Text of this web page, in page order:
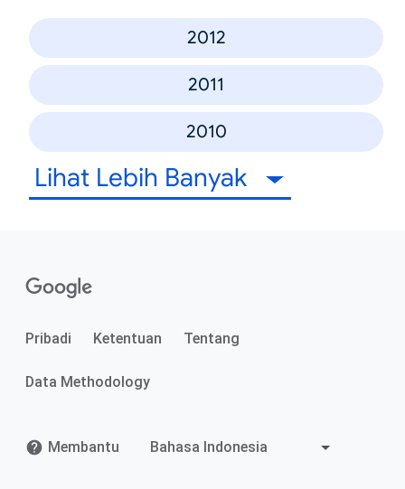
2012
2011
2010
Lihat Lebih Banyak
Pribadi Ketentuan Tentang
Data Methodology
Membantu